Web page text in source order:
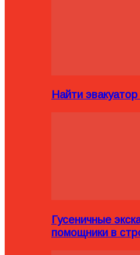
Найти
Гусеничные
помощники в